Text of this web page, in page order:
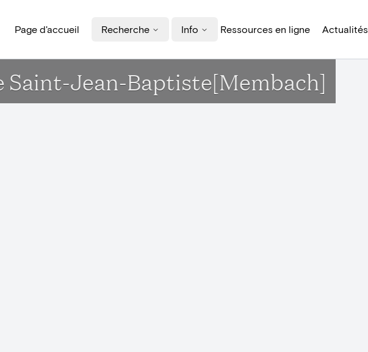
Page d'accueil Recherche Info Ressources en ligne Actualités
Saint-Jean-Baptiste[Membach]